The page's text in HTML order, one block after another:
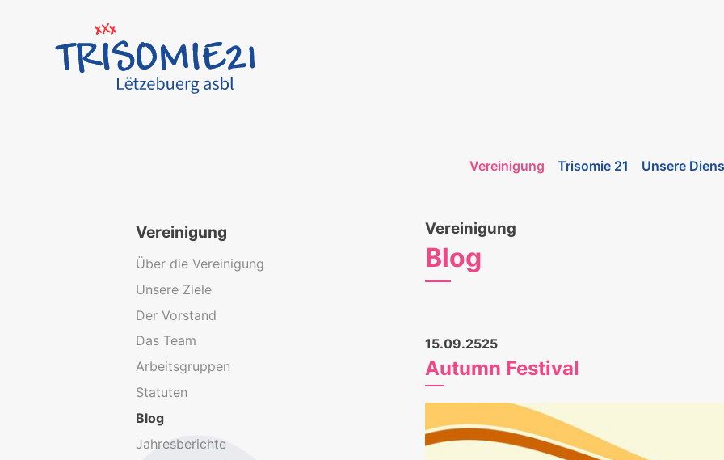
Vereinigung Trisomie 21 Unsere
Vereinigung
Über die Vereinigung
Unsere Ziele
Der Vorstand
Das Team
Arbeitsgruppen
Statuten
Blog
Jahresberichte
Vereinigung
Blog
15.09.2525
Autumn Festival